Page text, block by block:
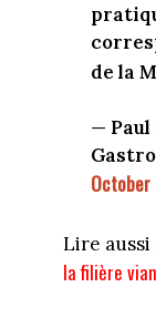
de la
— Paul
October
Lire aussi
la filière